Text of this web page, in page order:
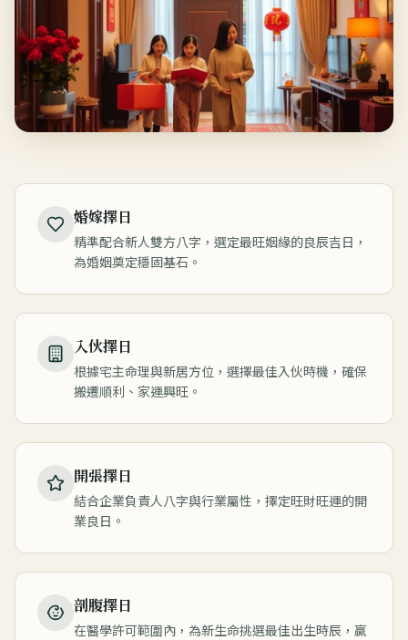
婚嫁擇日
精準配合新人雙方八字，選定最旺姻緣的良辰吉日，
為婚姻奠定穩固基石。
入伙擇日
根據宅主命理與新居方位，選擇最佳入伙時機，確保
搬遷順利、家運興旺。
開張擇日
結合企業負責人八字與行業屬性，擇定旺財旺運的開
業良日。
剖腹擇日
在醫學許可範圍內，為新生命挑選最佳出生時辰，贏